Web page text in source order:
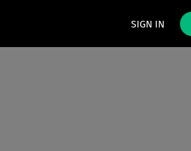
SIGN IN